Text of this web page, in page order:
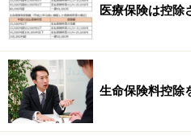
医療保険は控除
生命保険料控除